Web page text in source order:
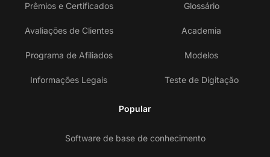
Prêmios e Certificados
Avaliações de Clientes
Programa de Afiliados
Informações Legais
Glossário
Academia
Modelos
Teste de Digitação
Popular
Software de base de conhecimento